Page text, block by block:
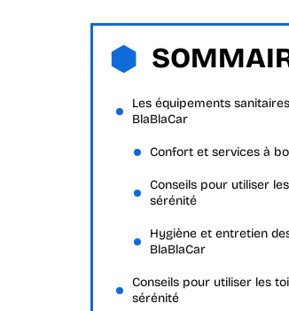
Les équipements
BlaBlaCar
Confort et services à
Conseils pour utiliser
sérénité
Hygiène et entretien
BlaBlaCar
Conseils pour utiliser les
sérénité